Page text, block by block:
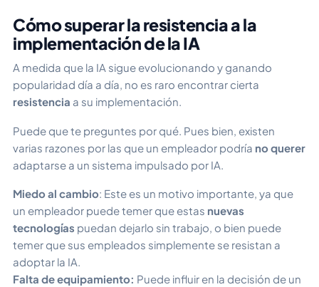
Cómo superar la resistencia a la
implementación de la IA
A medida que la IA sigue evolucionando y ganando
popularidad día a día, no es raro encontrar cierta
resistencia a su implementación.
Puede que te preguntes por qué. Pues bien, existen
varias razones por las que un empleador podría no querer
adaptarse a un sistema impulsado por IA.
Miedo al cambio: Este es un motivo importante, ya que
un empleador puede temer que estas nuevas
tecnologías puedan dejarlo sin trabajo, o bien puede
temer que sus empleados simplemente se resistan a
adoptar la IA.
Falta de equipamiento: Puede influir en la decisión de un